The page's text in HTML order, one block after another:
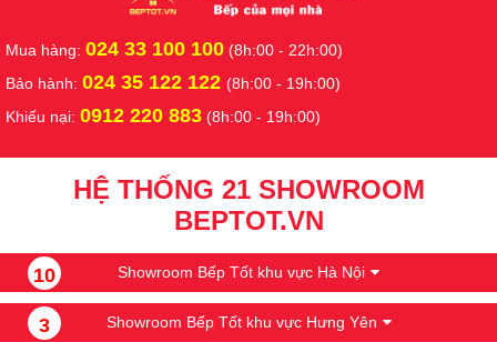
Mua hàng: 024 33 100 100 (8h:00 - 22h:00)
Bảo hành: 024 35 122 122 (8h:00 - 19h:00)
Khiếu nại: 0912 220 883 (8h:00 - 19h:00)
HỆ THỐNG 21 SHOWROOM
BEPTOT.VN
10 Showroom Bếp Tốt khu vực Hà Nội
3 Showroom Bếp Tốt khu vực Hưng Yên